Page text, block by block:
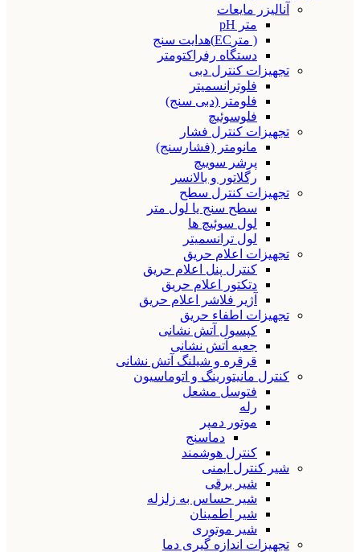
آنالیزر مایعات
متر pH
( مترEC)هدایت سنج
دستگاه رفراکتومتر
تجهیزات کنترل دبی
فلوترانسمیتر
فلومتر (دبی سنج)
فلوسوئیچ
تجهیزات کنترل فشار
مانومتر (فشارسنج)
پرشر سوییچ
رگلاتور و بالانسر
تجهیزات کنترل سطح
سطح سنج یا لول متر
لول سوئیچ ها
لول ترانسمیتر
تجهیزات اعلام حریق
کنترل پنل اعلام حریق
دتکتور اعلام حریق
آژیر فلاشر اعلام حریق
تجهیزات اطفاء حریق
کپسول آتش نشانی
جعبه آتش نشانی
قرقره و شیلنگ آتش نشانی
کنترل مانیتورینگ و اتوماسیون
فتوسل مشعل
رله
موتور دمپر
دماسنج
کنترل هوشمند
شیر کنترل ایمنی
شیر برقی
شیر حساس به زلزله
شیر اطمینان
شیر موتوری
تجهیزات اندازه گیری دما